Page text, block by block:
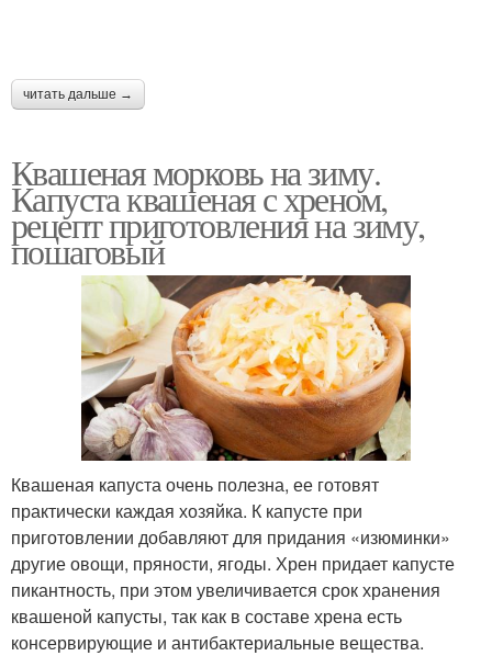
читать дальше →
Квашеная морковь на зиму.
Капуста квашеная с хреном,
рецепт приготовления на зиму,
пошаговый
Квашеная капуста очень полезна, ее готовят
практически каждая хозяйка. К капусте при
приготовлении добавляют для придания «изюминки»
другие овощи, пряности, ягоды. Хрен придает капусте
пикантность, при этом увеличивается срок хранения
квашеной капусты, так как в составе хрена есть
консервирующие и антибактериальные вещества.